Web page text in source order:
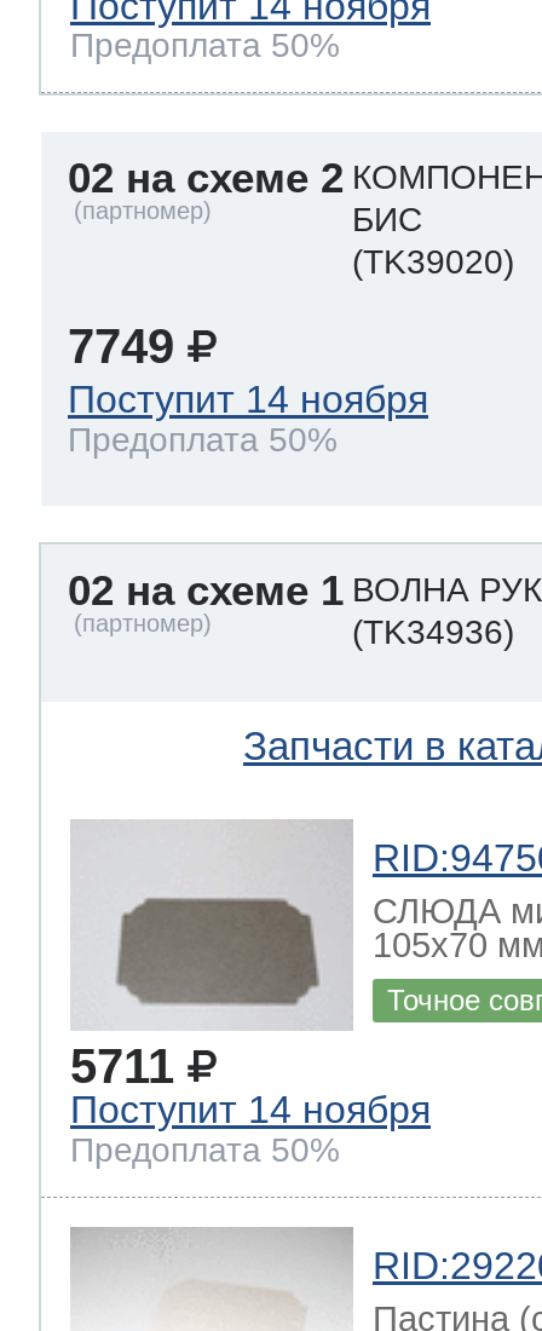
Предоплата 50%
02 на схеме 2
БИС
(TK39020)
7749
Поступит 14 ноября
Предоплата 50%
02 на схеме 1 ВОЛНА
(TK34936)
Запчасти в
СЛЮДА
105x70
Точное
5711
Поступит 14 ноября
Предоплата 50%
Пастина